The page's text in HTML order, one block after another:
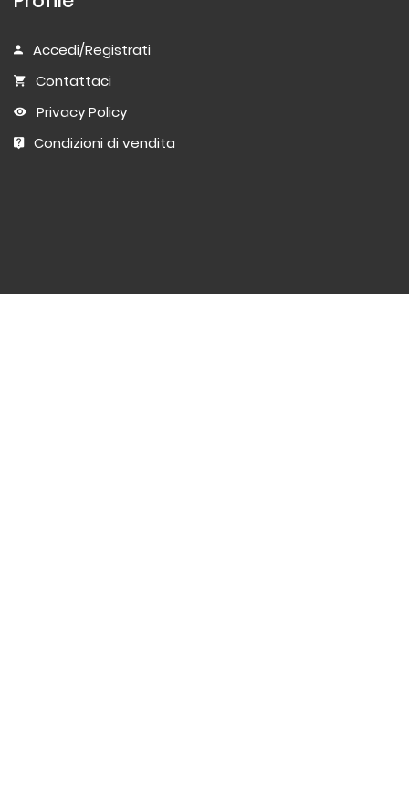
Accedi/Registrati
Contattaci
Privacy Policy
Condizioni di vendita